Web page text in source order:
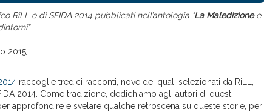
RiLL e di SFIDA 2014 pubblicati nell’antologia "La Maledizionee
2015]
raccoglie tredici racconti, nove dei quali selezionati da RiLL,
2014. Come tradizione, dedichiamo agli autori di questi
approfondire e svelare qualche retroscena su queste storie, per